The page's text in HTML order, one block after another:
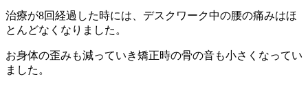
治療が8回経過した時には、デスクワーク中の腰の痛みはほ
とんどなくなりました。
お身体の歪みも減っていき矯正時の骨の音も小さくなってい
ました。